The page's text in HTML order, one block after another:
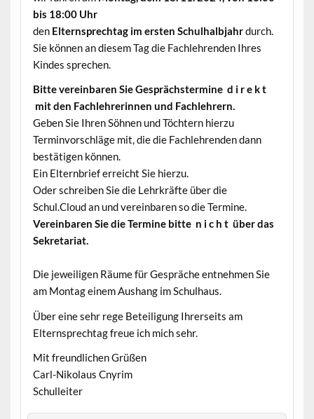
bis 18:00 Uhr
den Elternsprechtag im ersten Schulhalbjahrdurch.
Sie können an diesem Tag die Fachlehrenden Ihres
Kindes sprechen.
Bitte vereinbaren Sie Gesprächstermine d i r e k t
mit den Fachlehrerinnen und Fachlehrern.
Geben Sie Ihren Söhnen und Töchtern hierzu
Terminvorschläge mit, die die Fachlehrenden dann
bestätigen können.
Ein Elternbrief erreicht Sie hierzu.
Oder schreiben Sie die Lehrkräfte über die
Schul.Cloud an und vereinbaren so die Termine.
Vereinbaren Sie die Termine bitte n i c h t über das
Sekretariat.
Die jeweiligen Räume für Gespräche entnehmen Sie
am Montag einem Aushang im Schulhaus.
Über eine sehr rege Beteiligung Ihrerseits am
Elternsprechtag freue ich mich sehr.
Mit freundlichen Grüßen
Carl-Nikolaus Cnyrim
Schulleiter